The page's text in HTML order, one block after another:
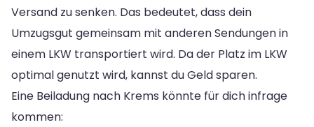
Versand zu senken. Das bedeutet, dass dein
Umzugsgut gemeinsam mit anderen Sendungen in
einem LKW transportiert wird. Da der Platz im LKW
optimal genutzt wird, kannst du Geld sparen.
Eine Beiladung nach Krems könnte für dich infrage
kommen: